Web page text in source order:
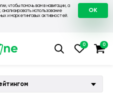
чтобы помочь вам в навигации, а
использование
и маркетинговых активностей.
OK
Tecno 💛 Чехол для Tecno